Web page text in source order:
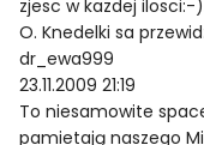
zjesc w kazdej
O. Knedelki sa
dr_ewa999
23.11.2009 21:19
To niesamowite
pamietają naszego